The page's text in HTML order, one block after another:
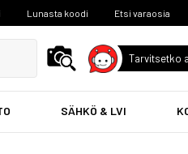
Lunasta koodi Etsi varaosia
Tarvitsetko
SÄHKÖ & LVI